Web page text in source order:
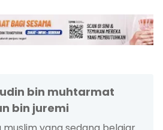
bin muhtarmat
bin juremi